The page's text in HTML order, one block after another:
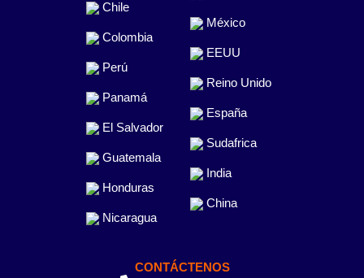
Chile
Colombia
Perú
Panamá
El Salvador
Guatemala
Honduras
Nicaragua
México
EEUU
Reino Unido
España
Sudafrica
India
China
CONTÁCTENOS